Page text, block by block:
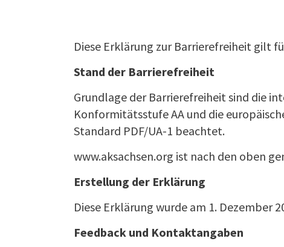
Diese Erklärung zur Barrierefreiheit gilt
Stand der Barrierefreiheit
Grundlage der Barrierefreiheit sind die
Konformitätsstufe AA und die
Standard PDF/UA-1 beachtet.
www.aksachsen.org ist nach den oben
Erstellung der Erklärung
Diese Erklärung wurde am 1. Dezember
Feedback und Kontaktangaben